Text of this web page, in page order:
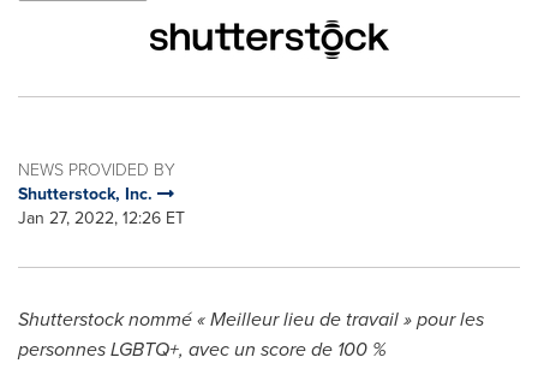
NEWS PROVIDED BY
Shutterstock, Inc.
Jan 27, 2022, 12:26 ET
Shutterstock nommé « Meilleur lieu de travail » pour les
personnes LGBTQ+, avec un score de 100 %